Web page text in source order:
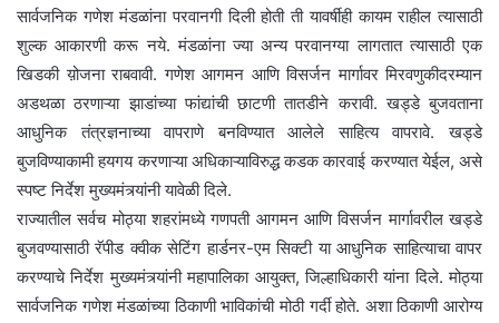
सार्वजनिक गणेश मंडळांना परवानगी दिली होती ती यावर्षीही कायम राहील त्यासाठी
शुल्क आकारणी करू नये. मंडळांना ज्या अन्य परवानग्या लागतात त्यासाठी एक
खिडकी य़ोजना राबवावी. गणेश आगमन आणि विसर्जन मार्गावर मिरवणुकीदरम्यान
अडथळा ठरणाऱ्या झाडांच्या फांद्यांची छाटणी तातडीने करावी. खड्डे बुजवताना
आधुनिक तंत्रज्ञनाच्या वापराणे बनविण्यात आलेले साहित्य वापरावे. खड्डे
बुजविण्याकामी हयगय करणाऱ्या अधिकाऱ्याविरुद्ध कडक कारवाई करण्यात येईल, असे
स्पष्ट निर्देश मुख्यमंत्र्यांनी यावेळी दिले.
राज्यातील सर्वच मोठ्या शहरांमध्ये गणपती आगमन आणि विसर्जन मार्गावरील खड्डे
बुजवण्यासाठी रॅपीड क्वीक सेटिंग हार्डनर-एम सिक्टी या आधुनिक साहित्याचा वापर
करण्याचे निर्देश मुख्यमंत्र्यांनी महापालिका आयुक्त, जिल्हाधिकारी यांना दिले. मोठ्या
सार्वजनिक गणेश मंडळांच्या ठिकाणी भाविकांची मोठी गर्दी होते. अशा ठिकाणी आरोग्य